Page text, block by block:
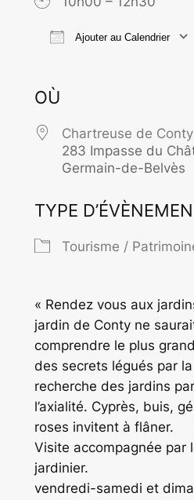
Ajouter au Calendrier
OÙ
Chartreuse de Conty
283 Impasse du
Germain-de-Belvès
TYPE
Tourisme /
« Rendez vous aux
jardin de Conty ne
comprendre le plus
des secrets légués par
recherche des jardins
l’axialité. Cyprès, buis,
roses invitent à flâner.
Visite accompagnée par
jardinier.
vendredi-samedi et